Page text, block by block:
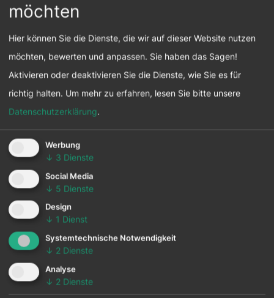
möchten
Hier können Sie die Dienste, die wir auf dieser Website nutzen
möchten, bewerten und anpassen. Sie haben das Sagen!
Aktivieren oder deaktivieren Sie die Dienste, wie Sie es für
richtig halten. Um mehr zu erfahren, lesen Sie bitte unsere
Datenschutzerklärung.
Werbung
↓ 3 Dienste
Social Media
↓ 5 Dienste
Design
↓ 1 Dienst
Systemtechnische Notwendigkeit
↓ 2 Dienste
Analyse
↓ 2 Dienste